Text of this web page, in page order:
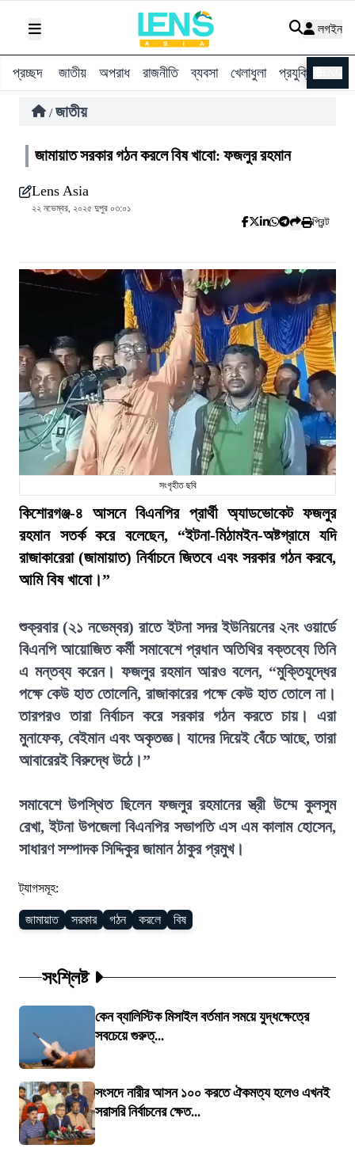
লগইন
প্রচ্ছদ জাতীয় অপরাধ রাজনীতি ব্যবসা খেলাধুলা প্রযুক্তি
/ জাতীয়
জামায়াত সরকার গঠন করলে বিষ খাবো: ফজলুর রহমান
Lens Asia
২২ নভেম্বর, ২০২৫ দুপুর ০৩:০১
প্রিন্ট
সংগৃহীত ছবি
কিশোরগঞ্জ-৪ আসনে বিএনপির প্রার্থী অ্যাডভোকেট ফজলুর
রহমান সতর্ক করে বলেছেন, “ইটনা-মিঠামইন-অষ্টগ্রামে যদি
রাজাকারেরা (জামায়াত) নির্বাচনে জিতবে এবং সরকার গঠন করবে,
আমি বিষ খাবো।”
শুক্রবার (২১ নভেম্বর) রাতে ইটনা সদর ইউনিয়নের ২নং ওয়ার্ডে
বিএনপি আয়োজিত কর্মী সমাবেশে প্রধান অতিথির বক্তব্যে তিনি
এ মন্তব্য করেন। ফজলুর রহমান আরও বলেন, “মুক্তিযুদ্ধের
পক্ষে কেউ হাত তোলেনি, রাজাকারের পক্ষে কেউ হাত তোলে না।
তারপরও তারা নির্বাচন করে সরকার গঠন করতে চায়। এরা
মুনাফেক, বেইমান এবং অকৃতজ্ঞ। যাদের দিয়েই বেঁচে আছে, তারা
আবারেরই বিরুদ্ধে উঠে।”
সমাবেশে উপস্থিত ছিলেন ফজলুর রহমানের স্ত্রী উম্মে কুলসুম
রেখা, ইটনা উপজেলা বিএনপির সভাপতি এস এম কালাম হোসেন,
সাধারণ সম্পাদক সিদ্দিকুর জামান ঠাকুর প্রমুখ।
ট্যাগসমূহ:
জামায়াত সরকার গঠন করলে বিষ
সংশ্লিষ্ট
কেন ব্যালিস্টিক মিসাইল বর্তমান সময়ে যুদ্ধক্ষেত্রে
সবচেয়ে গুরুত্...
সংসদে নারীর আসন ১০০ করতে ঐকমত্য হলেও এখনই
সরাসরি নির্বাচনের ক্ষেত...